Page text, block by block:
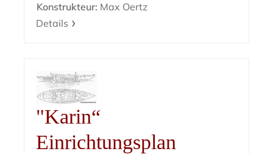
Konstrukteur: Max Oertz
Details
"Karin“
Einrichtungsplan